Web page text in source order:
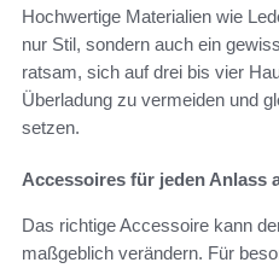
Hochwertige Materialien wie
nur Stil, sondern auch ein
ratsam, sich auf drei bis vier
Überladung zu vermeiden und
setzen.
Accessoires für jeden Anlass
Das richtige Accessoire kann
maßgeblich verändern. Für